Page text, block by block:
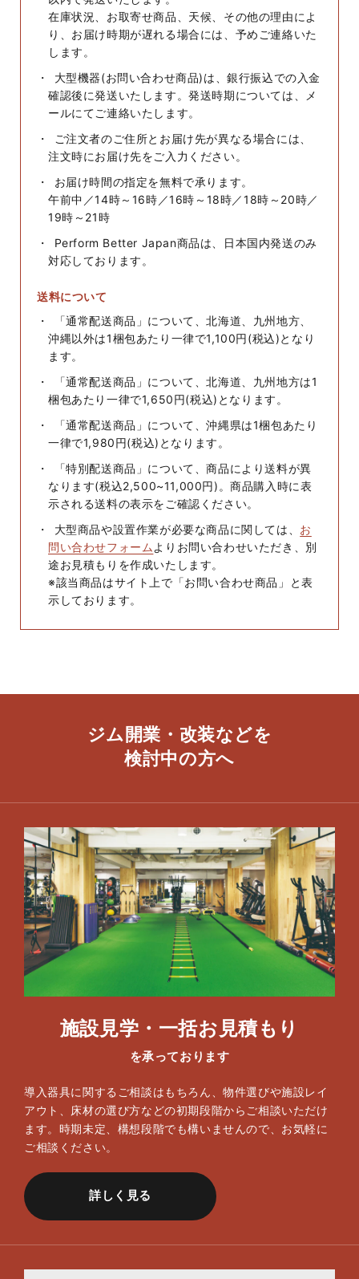
在庫状況、お取寄せ商品、天候、その他の理由によ
り、お届け時期が遅れる場合には、予めご連絡いた
します。
大型機器(お問い合わせ商品)は、銀行振込での入金
確認後に発送いたします。発送時期については、メ
ールにてご連絡いたします。
ご注文者のご住所とお届け先が異なる場合には、
注文時にお届け先をご入力ください。
お届け時間の指定を無料で承ります。
午前中／14時～16時／16時～18時／18時～20時／
19時～21時
Perform Better Japan商品は、日本国内発送のみ
対応しております。
送料について
「通常配送商品」について、北海道、九州地方、
沖縄以外は1梱包あたり一律で1,100円(税込)となり
ます。
「通常配送商品」について、北海道、九州地方は1
梱包あたり一律で1,650円(税込)となります。
「通常配送商品」について、沖縄県は1梱包あたり
一律で1,980円(税込)となります。
「特別配送商品」について、商品により送料が異
なります(税込2,500~11,000円)。商品購入時に表
示される送料の表示をご確認ください。
大型商品や設置作業が必要な商品に関しては、 お
問い合わせフォーム よりお問い合わせいただき、別
途お見積もりを作成いたします。
※該当商品はサイト上で「お問い合わせ商品」と表
示しております。
ジム開業・改装などを
​検討中の方へ
施設見学・一括お見積もり
を承っております
導入器具に関するご相談はもちろん、物件選びや施設レイ
アウト、床材の選び方などの初期段階からご相談いただけ
ます。時期未定、構想段階でも構いませんので、お気軽に
ご相談ください。
詳しく見る